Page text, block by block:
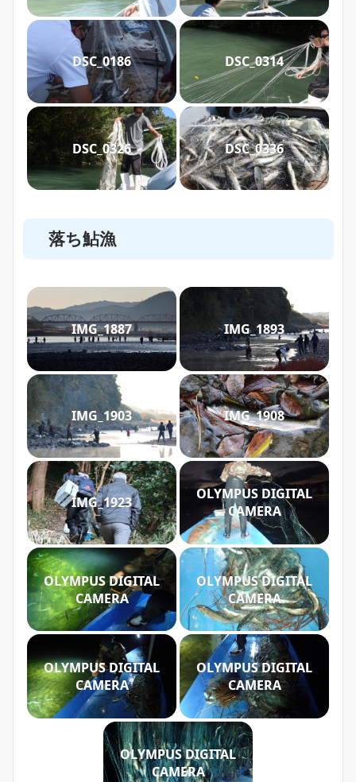
DSC_0186 DSC_0314
DSC_0326 DSC_0336
落ち鮎漁
IMG_1887 IMG_1893
IMG_1903 IMG_1908
IMG_1923
OLYMPUS DIGITAL
CAMERA
OLYMPUS DIGITAL
CAMERA
OLYMPUS DIGITAL
CAMERA
OLYMPUS DIGITAL
CAMERA
OLYMPUS DIGITAL
CAMERA
OLYMPUS DIGITAL
CAMERA